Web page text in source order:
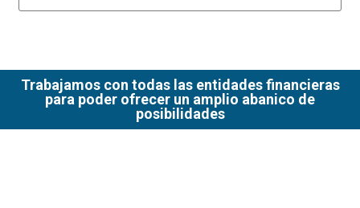
Trabajamos con todas las entidades financieras
para poder ofrecer un amplio abanico de
posibilidades